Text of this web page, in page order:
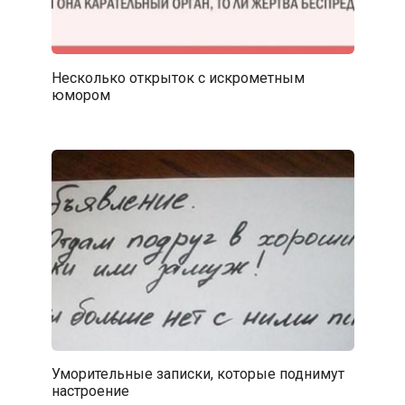
Несколько открыток с искрометным
юмором
Уморительные записки, которые поднимут
настроение